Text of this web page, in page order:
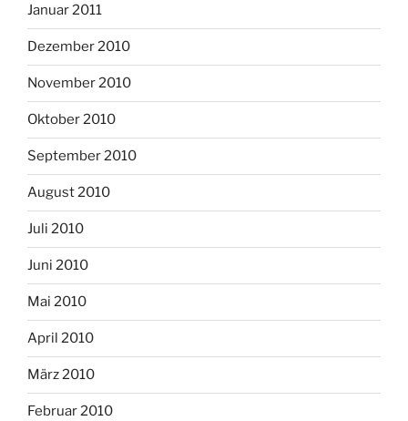
Januar 2011
Dezember 2010
November 2010
Oktober 2010
September 2010
August 2010
Juli 2010
Juni 2010
Mai 2010
April 2010
März 2010
Februar 2010